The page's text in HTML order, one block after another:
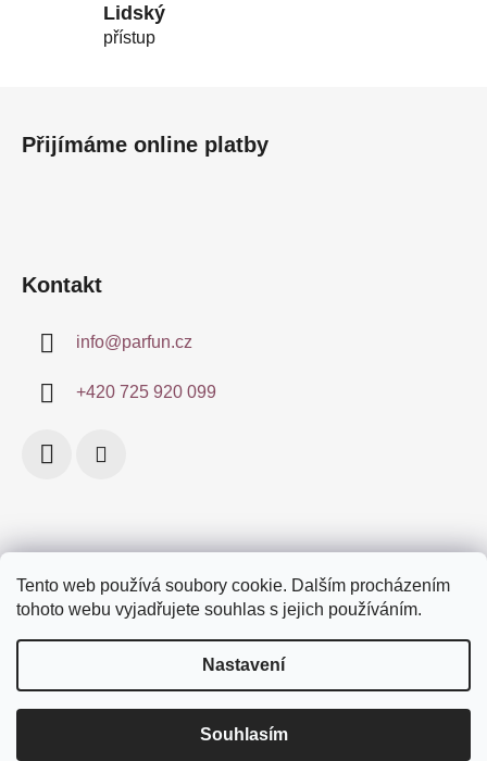
Tento web používá soubory cookie. Dalším procházením
tohoto webu vyjadřujete souhlas s jejich používáním.
Nastavení
Souhlasím
Lidský
přístup
Přijímáme online platby
Kontakt
info@parfun.cz
+420 725 920 099
Obchodní podmínky Certifikace
Doprava a platby
Podmínky ochrany osobních údajů
Vytvořil Shoptet